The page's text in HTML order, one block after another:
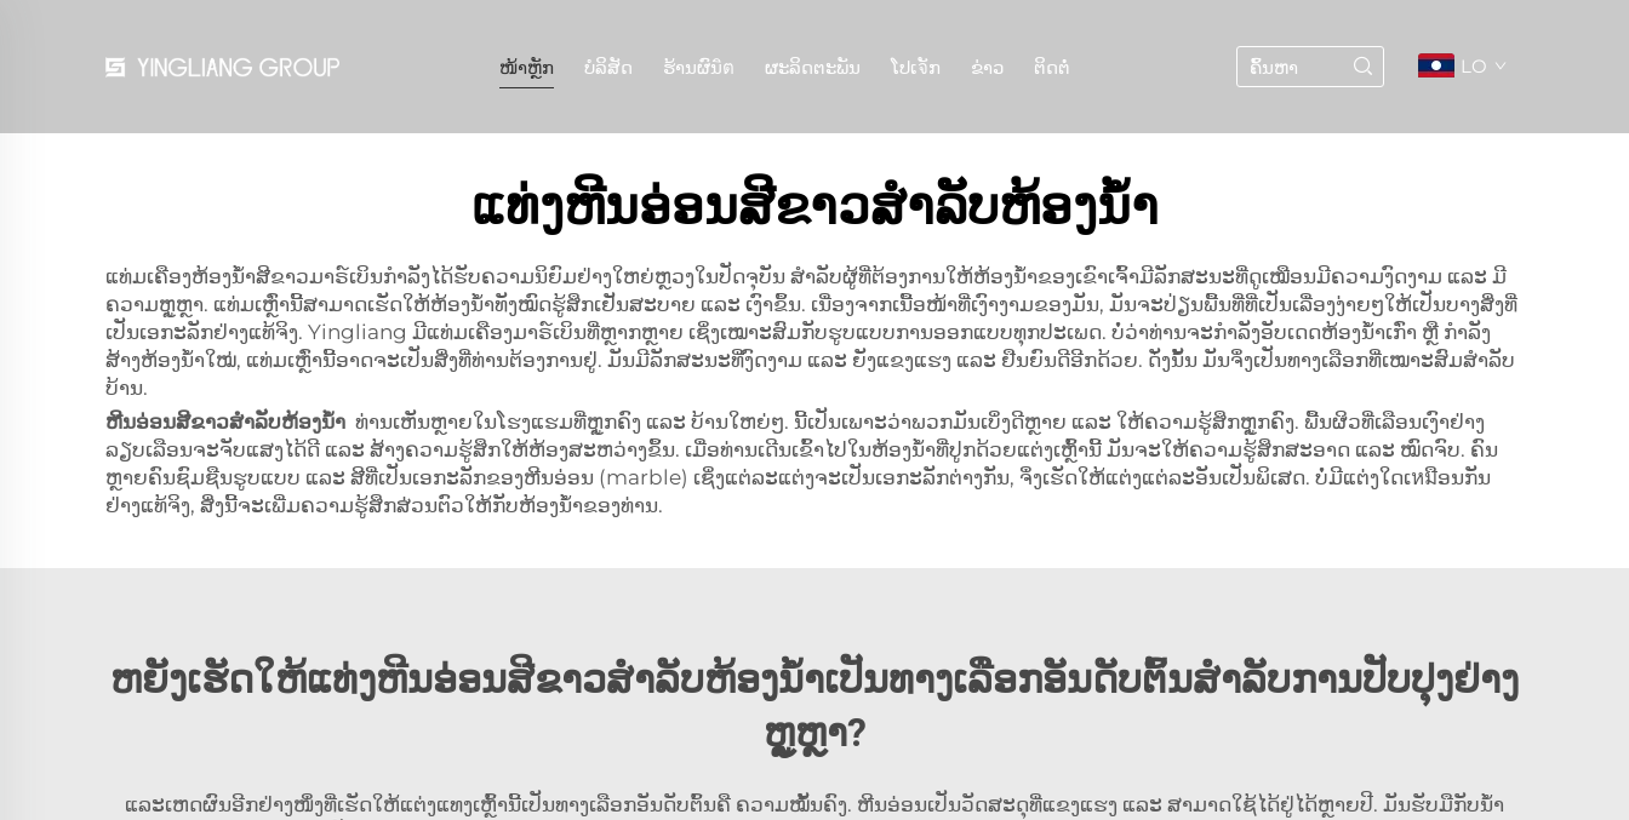
ໜ້າຫຼັກ ບໍລິສັດ ຮ້ານຜົນิต ຜະລິດຕະພັນ ໂປເจັກ ຂ່າວ ຕິດຕໍ່ LO
ແທ່ງຫີນອ່ອນສີຂາວສຳລັບຫ້ອງນ້ຳ
ແທ່ມເຄືອງຫ້ອງນ້ຳສີຂາວມາຣ໌ເບິນກຳລັງໄດ້ຮັບຄວາມນິຍົມຢ່າງໃຫຍ່ຫຼວງໃນປັດຈຸບັນ ສຳລັບຜູ້ທີ່ຕ້ອງການໃຫ້ຫ້ອງນ້ຳຂອງເຂົາເຈົ້າມີລັກສະນະທີ່ດູເໝືອນມີຄວາມງົດງາມ ແລະ ມີ
ຄວາມຫຼູຫຼາ. ແທ່ມເຫຼົ່ານີ້ສາມາດເຮັດໃຫ້ຫ້ອງນ້ຳທັງໝົດຮູ້ສຶກເຢັນສະບາຍ ແລະ ເງົາຂຶ້ນ. ເນື່ອງຈາກເນື້ອໜ້າທີ່ເງົາງາມຂອງມັນ, ມັນຈະປ່ຽນພື້ນທີ່ທີ່ເປັນເລື່ອງງ່າຍໆໃຫ້ເປັນບາງສິ່ງທີ່
ເປັນເອກະລັກຢ່າງແທ້ຈິງ. Yingliang ມີແທ່ມເຄືອງມາຣ໌ເບິນທີ່ຫຼາກຫຼາຍ ເຊິ່ງເໝາະສົມກັບຮູບແບບການອອກແບບທຸກປະເພດ. ບໍ່ວ່າທ່ານຈະກຳລັງອັບເດດຫ້ອງນ້ຳເກົ່າ ຫຼື ກຳລັງ
ສ້າງຫ້ອງນ້ຳໃໝ່, ແທ່ມເຫຼົ່ານີ້ອາດຈະເປັນສິ່ງທີ່ທ່ານຕ້ອງການຢູ່. ມັນມີລັກສະນະທີ່ງົດງາມ ແລະ ຍັງແຂງແຮງ ແລະ ຢືນຍົນດີອີກດ້ວຍ. ດັ່ງນັ້ນ ມັນຈຶ່ງເປັນທາງເລືອກທີ່ເໝາະສົມສຳລັບ
ບ້ານ.
ຫີນອ່ອນສີຂາວສຳລັບຫ້ອງນ້ຳ ທ່ານເຫັນຫຼາຍໃນໂຮງແຮມທີ່ຫຼູກຄົງ ແລະ ບ້ານໃຫຍ່ໆ. ນີ້ເປັນເພາະວ່າພວກມັນເບິ່ງດີຫຼາຍ ແລະ ໃຫ້ຄວາມຮູ້ສຶກຫຼູກຄົງ. ພື້ນຜິວທີ່ເລືອນເງົາຢ່າງ
ລຽບເລືອນຈະຈັບແສງໄດ້ດີ ແລະ ສ້າງຄວາມຮູ້ສຶກໃຫ້ຫ້ອງສະຫວ່າງຂຶ້ນ. ເມື່ອທ່ານເດີນເຂົ້າໄປໃນຫ້ອງນ້ຳທີ່ປູກດ້ວຍແຕ່ງເຫຼົ້ານີ້ ມັນຈະໃຫ້ຄວາມຮູ້ສຶກສະອາດ ແລະ ໝົດຈົບ. ຄົນ
ຫຼາຍຄົນຊົມຊືນຮູບແບບ ແລະ ສີທີ່ເປັນເອກະລັກຂອງຫີນອ່ອນ (marble) ເຊິ່ງແຕ່ລະແຕ່ງຈະເປັນເອກະລັກຕ່າງກັນ, ຈຶ່ງເຮັດໃຫ້ແຕ່ງແຕ່ລະອັນເປັນພິເສດ. ບໍ່ມີແຕ່ງໃດເหมືອນກັນ
ຢ່າງແທ້ຈິງ, ສິ່ງນີ້ຈະເພີ່ມຄວາມຮູ້ສຶກສ່ວນຕົວໃຫ້ກັບຫ້ອງນ້ຳຂອງທ່ານ.
ຫຍັງເຮັດໃຫ້ແທ່ງຫີນອ່ອນສີຂາວສຳລັບຫ້ອງນ້ຳເປັນທາງເລືອກອັນດັບຕົ້ນສຳລັບການປັບປຸງຢ່າງ
ຫຼູຫຼາ?
ແລະເຫດຜົນອີກຢ່າງໜຶ່ງທີ່ເຮັດໃຫ້ແຕ່ງແທງເຫຼົ້ານີ້ເປັນທາງເລືອກອັນດັບຕົ້ນຄື ຄວາມໝັ້ນຄົງ. ຫີນອ່ອນເປັນວັດສະດຸທີ່ແຂງແຮງ ແລະ ສາມາດໃຊ້ໄດ້ຢູ່ໄດ້ຫຼາຍປີ. ມັນຮັບມືກັບນ້ຳ